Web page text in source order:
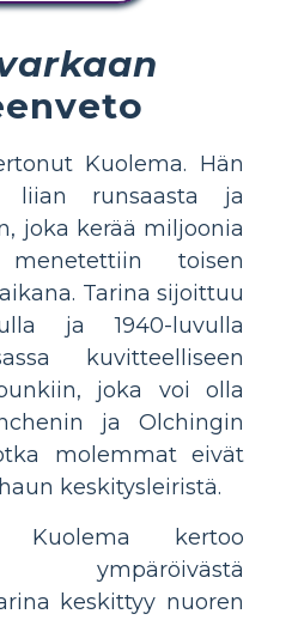
Kuolema. Hän
liian runsaasta ja
joka kerää miljoonia
toisen
Tarina sijoittuu
ja 1940-luvulla
kuvitteelliseen
joka voi olla
ja Olchingin
molemmat eivät
keskitysleiristä.
kertoo
ympäröivästä
keskittyy nuoren